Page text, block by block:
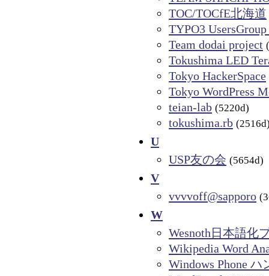
TOC/TOCfE北海道
TYPO3
Team dodai project
Tokushima LED
Tokyo HackerSpace
Tokyo WordPress
teian-lab (5220d)
tokushima.rb
U
USP友の会 (5654d)
V
vvvvoff@sapporo
W
Wesnoth日本語化
Wikipedia Word
Windows Phone ハ